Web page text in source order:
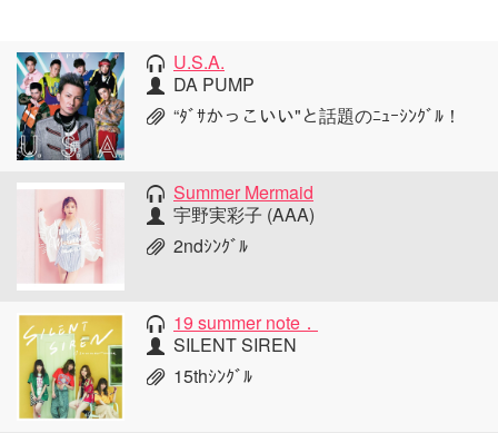
U.S.A.
DA PUMP
“ﾀﾞｻかっこいい"と話題のﾆｭｰｼﾝｸﾞﾙ！
Summer Mermaid
宇野実彩子 (AAA)
2ndｼﾝｸﾞﾙ
19 summer note．
SILENT SIREN
15thｼﾝｸﾞﾙ